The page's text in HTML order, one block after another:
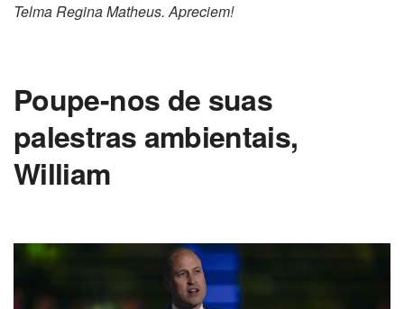
Telma Regina Matheus. Apreciem!
Poupe-nos de suas
palestras ambientais,
William